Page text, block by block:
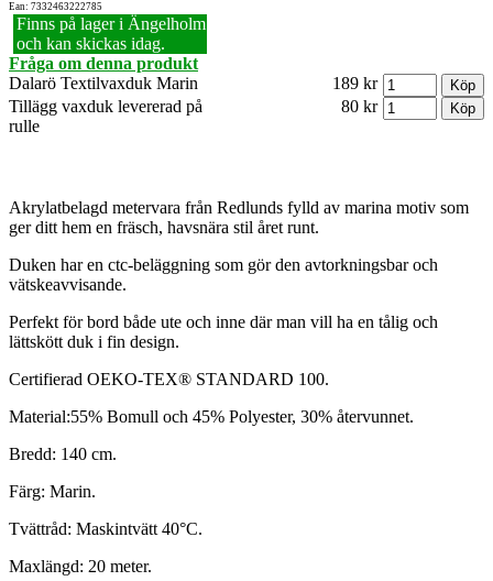
Ean: 7332463222785
Finns på lager i Ängelholm
och kan skickas idag.
Fråga om denna produkt
Dalarö Textilvaxduk Marin
189 kr
Tillägg vaxduk levererad på
rulle
80 kr
Akrylatbelagd metervara från Redlunds fylld av marina motiv som
ger ditt hem en fräsch, havsnära stil året runt.
Duken har en ctc-beläggning som gör den avtorkningsbar och
vätskeavvisande.
Perfekt för bord både ute och inne där man vill ha en tålig och
lättskött duk i fin design.
Certifierad OEKO-TEX® STANDARD 100.
Material:55% Bomull och 45% Polyester, 30% återvunnet.
Bredd: 140 cm.
Färg: Marin.
Tvättråd: Maskintvätt 40°C.
Maxlängd: 20 meter.